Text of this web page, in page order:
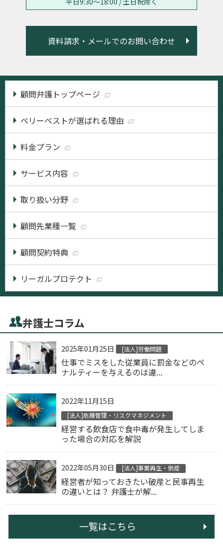
資料請求・メールでのお問い合わせ
顧問弁護トップページ
ベリーベストが選ばれる理由
料金プラン
サービス内容
取り扱い分野
顧問先業種一覧
顧問契約特典
リーガルプロテクト
弁護士コラム
2025年01月25日 [法人]労働問題
仕事でミスをした従業員に罰金などのペ
ナルティーを与えるのは違...
2022年11月15日
[法人]危機管理・リスクマネジメント
経営する飲食店で食中毒が発生してしま
った場合の対応を解説
2022年05月30日 [法人]事業再生・倒産
経営者が知っておきたい破産と民事再生
の違いとは？ 弁護士が解...
一覧はこちら